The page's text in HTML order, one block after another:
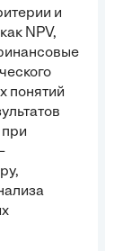
и
NPV,
понятий